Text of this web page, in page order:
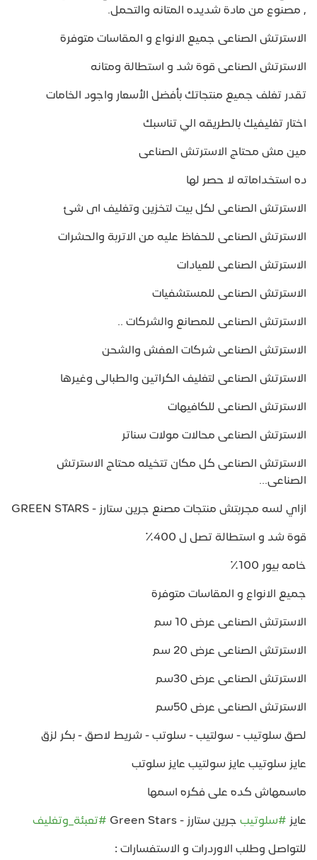
, مصنوع من مادة شديده المتانه والتحمل.
الاسترتش الصناعى جميع الانواع و المقاسات متوفرة
الاسترتش الصناعى قوة شد و استطالة ومتانه
تقدر تغلف جميع منتجاتك بأفضل الأسعار واجود الخامات
اختار تغليفيك بالطريقه الي تناسبك
مين مش محتاج الاسترتش الصناعى
ده استخداماته لا حصر لها
الاسترتش الصناعى لكل بيت لتخزين وتغليف اى شئ
الاسترتش الصناعى للحفاظ عليه من الاتربة والحشرات
الاسترتش الصناعى للعيادات
الاسترتش الصناعى للمستشفيات
الاسترتش الصناعى للمصانع والشركات ..
الاسترتش الصناعى شركات العفش والشحن
الاسترتش الصناعى لتغليف الكراتين والطبالى وغيرها
الاسترتش الصناعى للكافيهات
الاسترتش الصناعى محالات مولات سناتر
الاسترتش الصناعى كل مكان تتخيله محتاج الاسترتش
الصناعى...
ازاي لسه مجربتش منتجات مصنع جرين ستارز - GREEN STARS
قوة شد و استطالة تصل ل 400٪
خامه بيور 100٪
جميع الانواع و المقاسات متوفرة
الاسترتش الصناعى عرض 10 سم
الاسترتش الصناعى عرض 20 سم
الاسترتش الصناعى عرض 30سم
الاسترتش الصناعى عرض 50سم
لصق سلوتيب - سولتيب - سلوتب - شريط لاصق - بكر لزق
عايز سلوتيب عايز سولتيب عايز سلوتب
ماسمهاش كده على فكره اسمها
عايز #سلوتيب جرين ستارز - Green Stars #تعبئة_وتغليف
للتواصل وطلب الاوردرات و الاستفسارات :